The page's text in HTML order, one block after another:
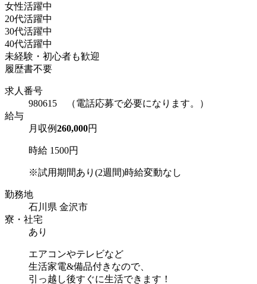
女性活躍中
20代活躍中
30代活躍中
40代活躍中
未経験・初心者も歓迎
履歴書不要
求人番号
980615 （電話応募で必要になります。）
給与
月収例260,000円
時給 1500円
※試用期間あり(2週間)時給変動なし
勤務地
石川県 金沢市
寮・社宅
あり
エアコンやテレビなど
生活家電&備品付きなので、
引っ越し後すぐに生活できます！